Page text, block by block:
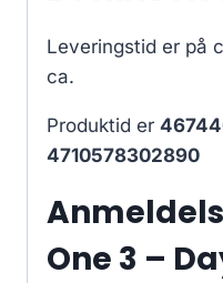
Leveringstid er på
ca.
Produktid er
4710578302890
One 3 –